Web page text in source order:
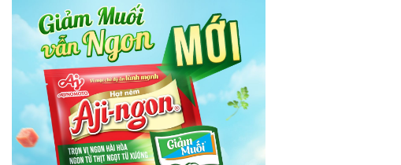
Video clip